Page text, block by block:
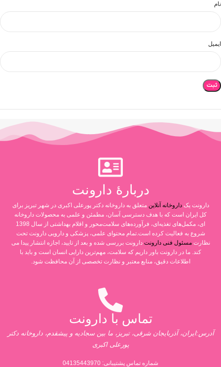
نام
ایمیل
دربارۀ دارونت
دارونت یکداروخانه آنلاین متعلق به داروخانه دکتر پورعلی اکبری در شهر تبریز برای
کل ایران است که با هدف دسترسی آسان، مطمئن و علمی به محصولات داروخانه
ای، مکمل‌های تغذیه‌ای، فرآورده‌های سلامت‌محور و اقلام بهداشتی از سال 1398
شروع به فعالیت کرده است.تمام محتوای علمی، پزشکی و دارویی دارونت تحت
نظارتمسئول فنی دارونت دارونت بررسی شده و بعد از تایید، اجازه انتشار پیدا می
کند. ما در دارونت باور داریم که سلامت، مهم‌ترین دارایی انسان است و باید با
اطلاعات دقیق، منابع معتبر و نظارت تخصصی از آن محافظت شود.
تماس با دارونت
آدرس:ایران، آذربایجان شرقی، تبریز، ما بین سجادیه و پیشقدم، داروخانه دکتر
پورعلی اکبری
شماره تماس پشتیبانی: 04135443970